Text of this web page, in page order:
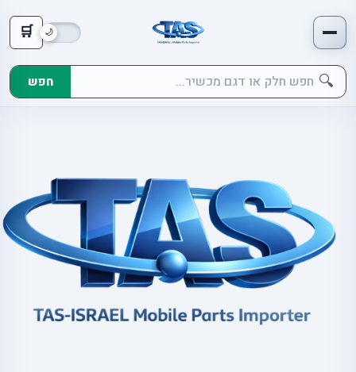
🛒
🔍 חפש